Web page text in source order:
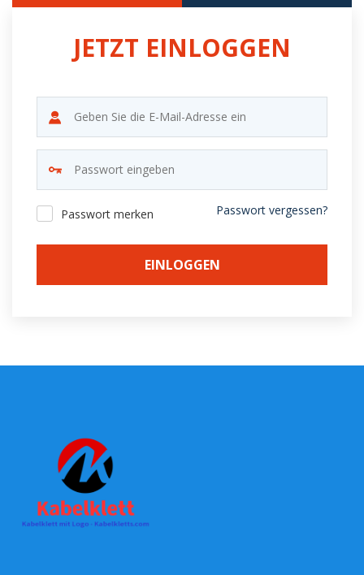
JETZT EINLOGGEN
Passwort merken Passwort vergessen?
EINLOGGEN